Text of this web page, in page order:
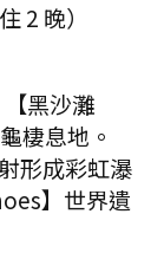
2 晚）
黑沙灘
棲息地。
形成彩虹瀑
】世界遺